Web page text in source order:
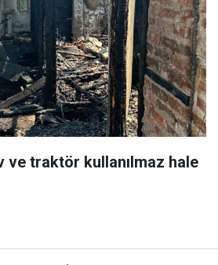
ve traktör kullanılmaz hale